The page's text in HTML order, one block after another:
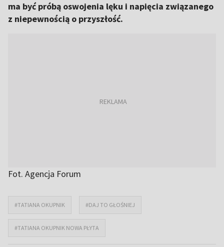
ma być próbą oswojenia lęku i napięcia związanego
z niepewnością o przyszłość.
Fot. Agencja Forum
#TATIANA OKUPNIK #DAJ TO GŁOŚNIEJ
#TATIANA OKUPNIK NOWA PŁYTA